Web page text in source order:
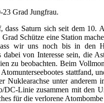
Grad Jungfrau.
dass Saturn sich seit dem
Schütze eine Station
wir uns noch bis in den
dabei von Interesse sein, die
zu beobachten. Beim
stattfand,
Nuklearachse unter
DC-Linie zusammen mit den
für die verlorene